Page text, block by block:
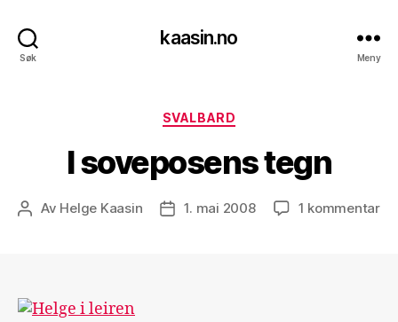
Søk
kaasin.no
Meny
Kategorier
SVALBARD
I soveposens tegn
Innleggsforfatter
Av Helge Kaasin Publiseringsdato
1. mai 2008 1 kommentartil